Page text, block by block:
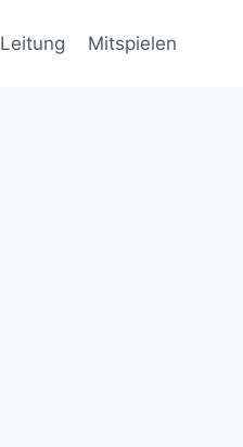
Leitung Mitspielen